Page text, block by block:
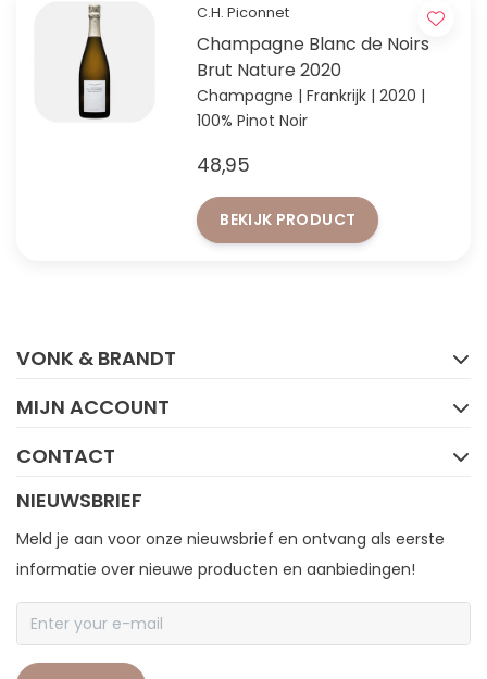
C.H. Piconnet
Champagne Blanc de Noirs
Brut Nature 2020
Champagne | Frankrijk | 2020 |
100% Pinot Noir
48,95
BEKIJK PRODUCT
VONK & BRANDT
MIJN ACCOUNT
CONTACT
NIEUWSBRIEF
Meld je aan voor onze nieuwsbrief en ontvang als eerste
informatie over nieuwe producten en aanbiedingen!